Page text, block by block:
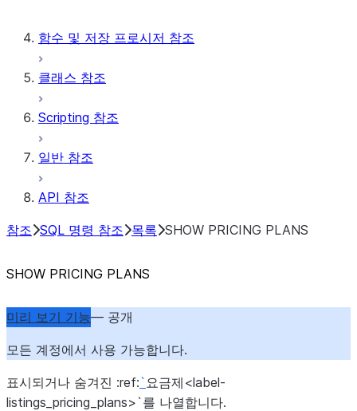
함수 및 저장 프로시저 참조
클래스 참조
Scripting 참조
일반 참조
API 참조
참조 SQL 명령 참조 목록 SHOW PRICING PLANS
SHOW PRICING PLANS
미리 보기 기능— 공개
모든 계정에서 사용 가능합니다.
표시되거나 숨겨진 :ref:`요금제<label-
listings_pricing_plans>`를 나열합니다.